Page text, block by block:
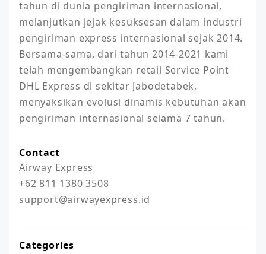
tahun di dunia pengiriman internasional,
melanjutkan jejak kesuksesan dalam industri
pengiriman express internasional sejak 2014.
Bersama-sama, dari tahun 2014-2021 kami
telah mengembangkan retail Service Point
DHL Express di sekitar Jabodetabek,
menyaksikan evolusi dinamis kebutuhan akan
pengiriman internasional selama 7 tahun.
Contact
Airway Express
+62 811 1380 3508
support@airwayexpress.id
Categories